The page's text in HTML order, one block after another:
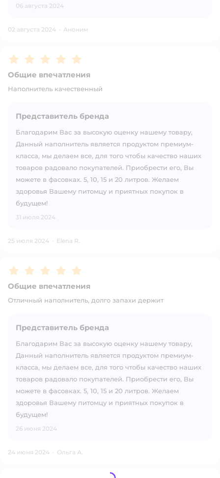
06 августа 2024
02 августа 2024 · Аноним
Рейтинг:5
Общие впечатления
Наполнитель качественный
Представитель бренда
Благодарим Вас за высокую оценку нашему товару,
Данный наполнитель является продуктом премиум-
класса, мы делаем все, для того чтобы качество наших
товаров радовало покупателей. Приобрести его, Вы
можете в фасовках. 5, 10, 15 и 20 литров. Желаем
здоровья Вашему питомцу и приятных покупок в
будущем!
31 июля 2024
25 июля 2024 · Elena R.
Рейтинг:5
Общие впечатления
Отличный наполнитель, долго запахи держит
Представитель бренда
Благодарим Вас за высокую оценку нашему товару,
Данный наполнитель является продуктом премиум-
класса, мы делаем все, для того чтобы качество наших
товаров радовало покупателей. Приобрести его, Вы
можете в фасовках. 5, 10, 15 и 20 литров. Желаем
здоровья Вашему питомцу и приятных покупок в
будущем!
26 июня 2024
24 июня 2024 · Ольга А.